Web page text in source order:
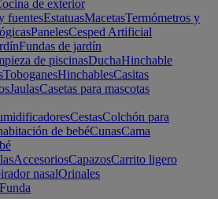
de exterior
fuentesEstatuasMacetasTermómetros y
PanelesCesped Artificial
Fundas de jardín
de piscinasDuchaHinchable
ToboganesHinchablesCasitas
JaulasCasetas para mascotas
CestasColchón para
de bebéCunasCama
AccesoriosCapazosCarrito ligero
nasalOrinales
Funda